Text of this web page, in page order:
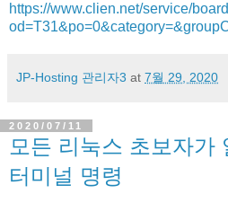
https://www.clien.net/service/
JP-Hosting 관리자3 at 7월 29, 2020
2020/07/11
모든 리눅스 초보자가
터미널 명령